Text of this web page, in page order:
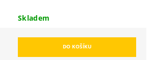
Skladem